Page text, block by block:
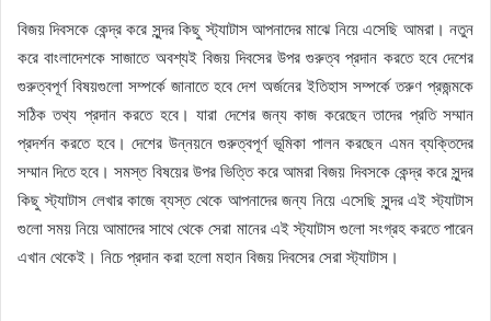
বিজয় দিবসকে কেন্দ্র করে সুন্দর কিছু স্ট্যাটাস আপনাদের মাঝে নিয়ে এসেছি আমরা। নতুন
করে বাংলাদেশকে সাজাতে অবশ্যই বিজয় দিবসের উপর গুরুত্ব প্রদান করতে হবে দেশের
গুরুত্বপূর্ণ বিষয়গুলো সম্পর্কে জানাতে হবে দেশ অর্জনের ইতিহাস সম্পর্কে তরুণ প্রজন্মকে
সঠিক তথ্য প্রদান করতে হবে। যারা দেশের জন্য কাজ করেছেন তাদের প্রতি সম্মান
প্রদর্শন করতে হবে। দেশের উন্নয়নে গুরুত্বপূর্ণ ভূমিকা পালন করছেন এমন ব্যক্তিদের
সম্মান দিতে হবে। সমস্ত বিষয়ের উপর ভিত্তি করে আমরা বিজয় দিবসকে কেন্দ্র করে সুন্দর
কিছু স্ট্যাটাস লেখার কাজে ব্যস্ত থেকে আপনাদের জন্য নিয়ে এসেছি সুন্দর এই স্ট্যাটাস
গুলো সময় নিয়ে আমাদের সাথে থেকে সেরা মানের এই স্ট্যাটাস গুলো সংগ্রহ করতে পারেন
এখান থেকেই। নিচে প্রদান করা হলো মহান বিজয় দিবসের সেরা স্ট্যাটাস।